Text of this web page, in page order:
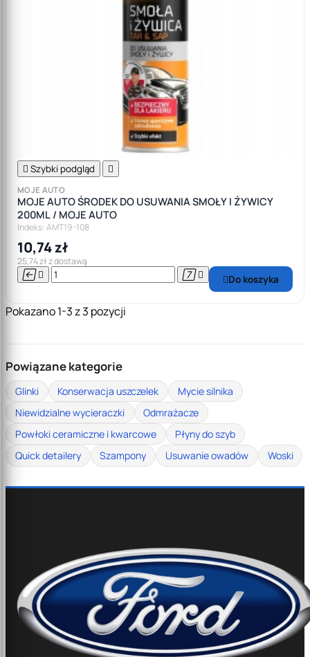
 Szybki podgląd 
MOJE AUTO
MOJE AUTO ŚRODEK DO USUWANIA SMOŁY I ŻYWICY
200ML / MOJE AUTO
Indeks: AMT19-108
10,74 zł
25,74 zł z dostawą
    Do koszyka
Pokazano 1-3 z 3 pozycji
Powiązane kategorie
Glinki Konserwacja uszczelek
Mycie silnika
Niewidzialne wycieraczki
Odmrażacze
Powłoki ceramiczne i kwarcowe
Płyny do szyb
Quick detailery
Szampony Usuwanie owadów Woski